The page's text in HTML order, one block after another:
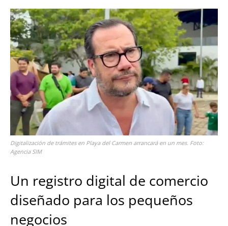
Digitalización de trámites en Playa del Carmen arrancará en un mes. Foto:
Agencia SIM
Un registro digital de comercio
diseñado para los pequeños
negocios